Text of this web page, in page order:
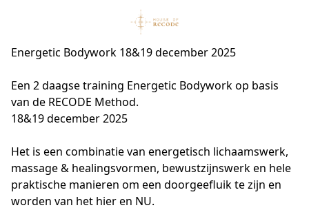
Energetic Bodywork 18&19 december 2025
Een 2 daagse training Energetic Bodywork op basis
van de RECODE Method.
18&19 december 2025
Het is een combinatie van energetisch lichaamswerk,
massage & healingsvormen, bewustzijnswerk en hele
praktische manieren om een doorgeefluik te zijn en
worden van het hier en NU.